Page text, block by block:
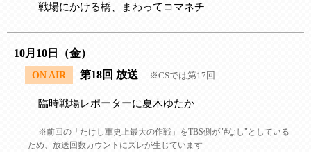
戦場にかける橋、まわってコマネチ
10月10日（金）
ON AIR 第18回 放送 ※CSでは第17回
臨時戦場レポーターに夏木ゆたか
※前回の「たけし軍史上最大の作戦」をTBS側が"#なし"としている
ため、放送回数カウントにズレが生じています